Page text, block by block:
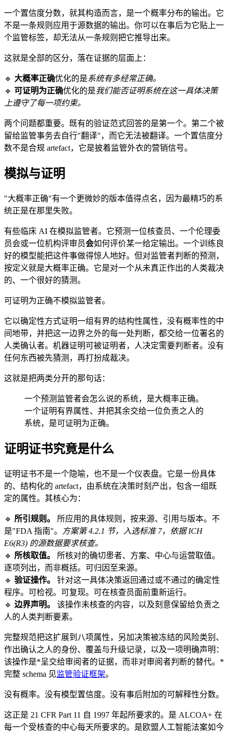
一个置信度分数，就其构造而言，是一个概率分布的输出。它
不是一条规则应用于源数据的输出。你可以在事后为它贴上一
个监管标签，却无法从一条规则把它推导出来。
这就是全部的区分，落在证据的层面上：
🔹 大概率正确优化的是系统有多经常正确。
🔹 可证明为正确优化的是我们能否证明系统在这一具体决策
上遵守了每一项约束。
两个问题都重要。既有的验证范式回答的是第一个。第二个被
留给监管事务去自行"翻译"，而它无法被翻译。一个置信度分
数不是合规 artefact，它是披着监管外衣的营销信号。
模拟与证明
"大概率正确"有一个更微妙的版本值得点名，因为最精巧的系
统正是在那里失败。
有些临床 AI 在模拟监管者。它预测一位核查员、一个伦理委
员会或一位机构评审员会如何评价某一给定输出。一个训练良
好的模型能把这件事做得惊人地好。但对监管者判断的预测，
按定义就是大概率正确。它是对一个从未真正作出的人类裁决
的、一个很好的猜测。
可证明为正确不模拟监管者。
它以确定性方式证明一组有界的结构性属性，没有概率性的中
间地带，并把这一边界之外的每一处判断，都交给一位署名的
人类确认者。机器证明可被证明者，人决定需要判断者。没有
任何东西被先猜测，再打扮成裁决。
这就是把两类分开的那句话：
一个预测监管者会怎么说的系统，是大概率正确。
一个证明有界属性、并把其余交给一位负责之人的
系统，是可证明为正确。
证明证书究竟是什么
证明证书不是一个隐喻，也不是一个仪表盘。它是一份具体
的、结构化的 artefact，由系统在决策时刻产出，包含一组既
定的属性。其核心为：
🔹 所引规则。
所应用的具体规则，按来源、引用与版本。不
是"FDA 指南"。
方案第 4.2.1 节，入选标准 7，依据 ICH
E6(R3) 的源数据要求核查。
🔹 所核取值。
所核对的确切患者、方案、中心与运营取值。
逐项列出，而非概括。可归因至来源。
🔹 验证操作。
针对这一具体决策返回通过或不通过的确定性
程序。可检视。可复现。可在核查员面前重新运行。
🔹 边界声明。
该操作未核查的内容，以及刻意保留给负责之
人的人类判断要素。
完整规范把这扩展到八项属性，另加决策被冻结的风险类别、
作出确认之人的身份、覆盖与升级记录，以及一项明确声明：
该操作是*呈交给审阅者的证据，而非对审阅者判断的替代。*
完整 schema 见监管验证框架。
没有概率。没有模型置信度。没有事后附加的可解释性分数。
这正是 21 CFR Part 11 自 1997 年起所要求的。是 ALCOA+ 在
每一个受核查的中心每天所要求的。是欧盟人工智能法案如今